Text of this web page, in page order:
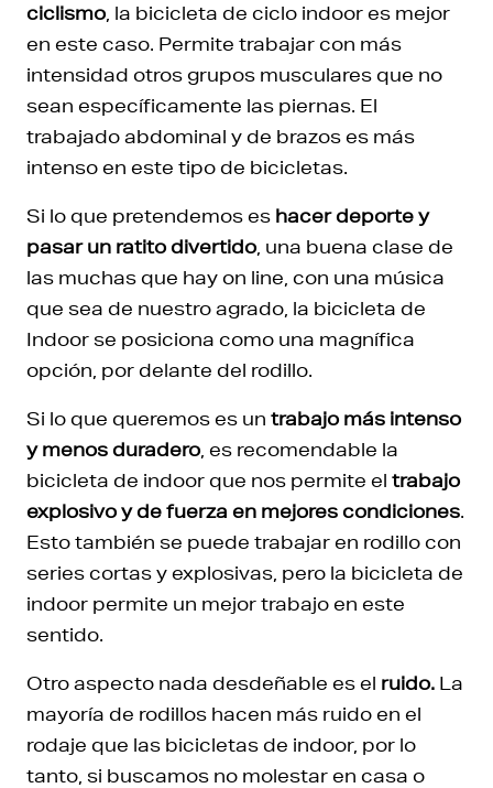
ciclismo , la bicicleta de ciclo indoor es mejor
en este caso. Permite trabajar con más
intensidad otros grupos musculares que no
sean específicamente las piernas. El
trabajado abdominal y de brazos es más
intenso en este tipo de bicicletas.
Si lo que pretendemos es hacer deporte y
pasar un ratito divertido , una buena clase de
las muchas que hay on line, con una música
que sea de nuestro agrado, la bicicleta de
Indoor se posiciona como una magnífica
opción, por delante del rodillo.
Si lo que queremos es un trabajo más intenso
y menos duradero , es recomendable la
bicicleta de indoor que nos permite el trabajo
explosivo y de fuerza en mejores condiciones.
Esto también se puede trabajar en rodillo con
series cortas y explosivas, pero la bicicleta de
indoor permite un mejor trabajo en este
sentido.
Otro aspecto nada desdeñable es el ruido. La
mayoría de rodillos hacen más ruido en el
rodaje que las bicicletas de indoor, por lo
tanto, si buscamos no molestar en casa o